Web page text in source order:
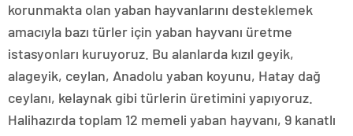
korunmakta olan yaban hayvanlarını desteklemek
amacıyla bazı türler için yaban hayvanı üretme
istasyonları kuruyoruz. Bu alanlarda kızıl geyik,
alageyik, ceylan, Anadolu yaban koyunu, Hatay dağ
ceylanı, kelaynak gibi türlerin üretimini yapıyoruz.
Halihazırda toplam 12 memeli yaban hayvanı, 9 kanatlı